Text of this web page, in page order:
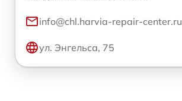
info@chl.harvia-repair-center.ru
ул. Энгельса, 75